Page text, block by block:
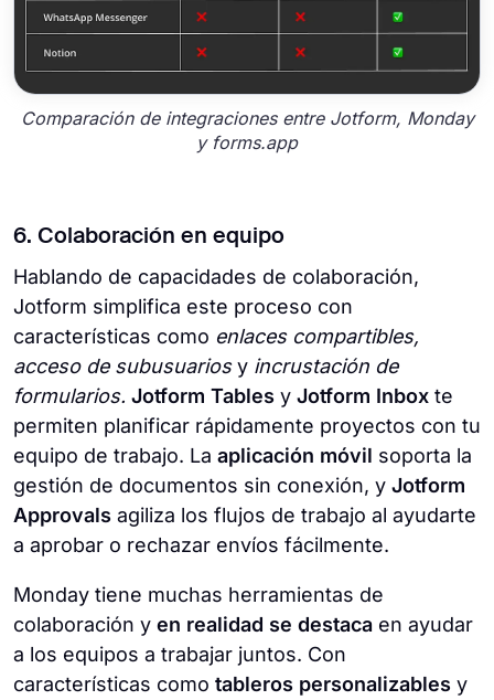
Comparación de integraciones entre Jotform, Monday
y forms.app
6. Colaboración en equipo
Hablando de capacidades de colaboración,
Jotform simplifica este proceso con
características como enlaces compartibles,
acceso de subusuariosy incrustación de
formularios. Jotform Tables y Jotform Inbox te
permiten planificar rápidamente proyectos con tu
equipo de trabajo. La aplicación móvil soporta la
gestión de documentos sin conexión, y Jotform
Approvals agiliza los flujos de trabajo al ayudarte
a aprobar o rechazar envíos fácilmente.
Monday tiene muchas herramientas de
colaboración y en realidad se destaca en ayudar
a los equipos a trabajar juntos. Con
características como tableros personalizables y